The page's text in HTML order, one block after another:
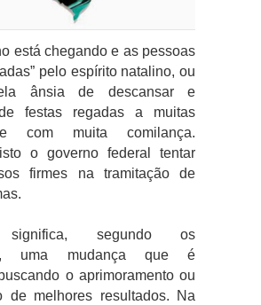
está chegando e as pessoas
pelo espírito natalino, ou
ânsia de descansar e
festas regadas a muitas
com muita comilança.
o governo federal tentar
firmes na tramitação de
significa, segundo os
uma mudança que é
o aprimoramento ou
de melhores resultados. Na